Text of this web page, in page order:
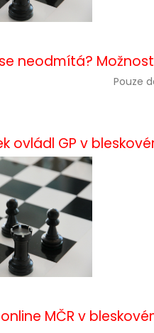
neodmítá?
Pouze
ovládl GP v
MČR v